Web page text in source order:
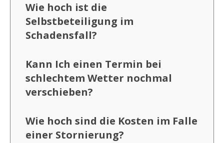
Wie hoch ist die
Selbstbeteiligung im
Schadensfall?
Kann Ich einen Termin bei
schlechtem Wetter nochmal
verschieben?
Wie hoch sind die Kosten im Falle
einer Stornierung?